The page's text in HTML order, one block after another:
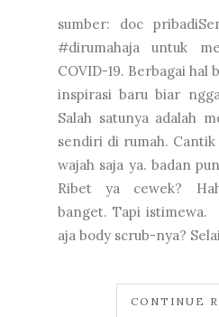
sumber: doc
#dirumahaja untuk
COVID-19. Berbagai hal
inspirasi baru biar
Salah satunya adalah
sendiri di rumah.
wajah saja ya. badan
Ribet ya cewek?
banget. Tapi istimewa.
aja body scrub-nya?
CONTINUE